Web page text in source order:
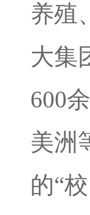
养殖
大集
600
美洲
的“